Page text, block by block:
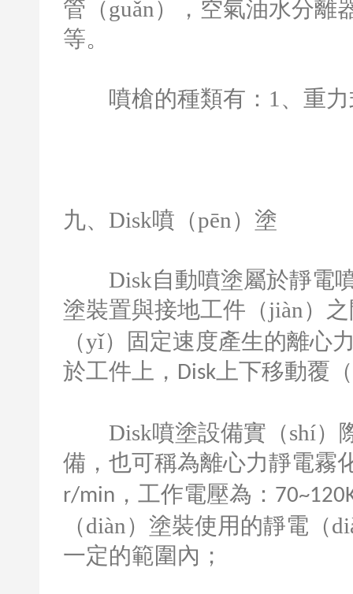
管（guǎn），空氣油水分離
等。
噴槍的種類有： 1 、重
九、 Disk噴（pēn）塗
Disk自動噴塗屬於靜電
塗裝置與接地工件（jiàn）
（yǐ）固定速度產生的離心
於工件上， Disk 上下移動覆
Disk噴塗設備實（shí）
備，也可稱為離心力靜電霧
r/min ，工作電壓為：
（diàn）塗裝使用的靜電（
一定的範圍內；